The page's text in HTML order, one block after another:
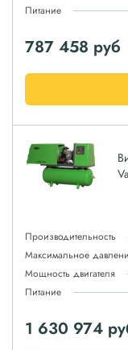
Питание
787 458 руб
Производительность
Максимальное
Мощность двигателя
Питание
1 630 974